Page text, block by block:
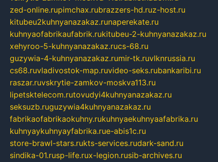
zed-online.rupimchax.rubrazzers-hd.ruz-host.ru
kitubeu2kuhnyanazakaz.runaperekate.ru
kuhnyaofabrikaufabrik.rukitubeu-2-kuhnyanazakaz.ru
xehyroo-5-kuhnyanazakaz.rucs-68.ru
guzywia-4-kuhnyanazakaz.rumir-tk.ruvlknrussia.ru
cs68.ruvladivostok-map.ruvideo-seks.rubankaribi.ru
raszar.ruvskrytie-zamkov-moskva113.ru
lipetsktelecom.rutovudyi4kuhnyanazakaz.ru
seksuzb.ruguzywia4kuhnyanazakaz.ru
fabrikaofabrikaokuhny.rukuhnyaekuhnyaafabrika.ru
kuhnyaykuhnyayfabrika.rue-abis1c.ru
store-brawl-stars.rukts-services.rudark-sand.ru
sindika-01.rusp-life.rux-legion.rusib-archives.ru